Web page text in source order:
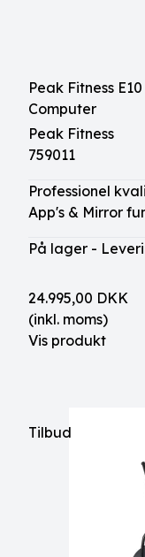
Peak Fitness
Computer
Peak Fitness
759011
Professionel
App's & Mirror
På lager -
24.995,00 DKK
(inkl. moms)
Vis produkt
Tilbud